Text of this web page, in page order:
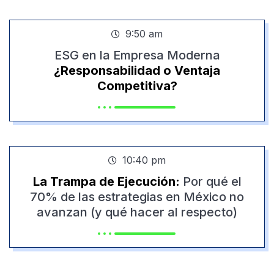
9:50 am
ESG en la Empresa Moderna
¿Responsabilidad o Ventaja
Competitiva?
10:40 pm
La Trampa de Ejecución: Por qué el
70% de las estrategias en México no
avanzan (y qué hacer al respecto)